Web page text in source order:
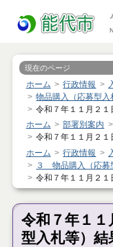
現在のページ
ホーム 行政情報
物品購入（応募型
令和７年１１月２
ホーム
部署別案内
令和７年１１月２
ホーム
行政情報
３ 物品購入（応募
令和７年１１月２
令和７年１
型入札等）結